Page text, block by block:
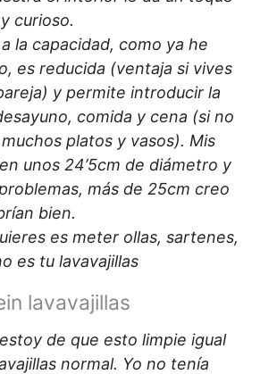
curioso.
la capacidad, como ya he
es reducida (ventaja si vives
y permite introducir la
comida y cena (si no
platos y vasos). Mis
unos 24’5cm de diámetro y
más de 25cm creo
bien.
es meter ollas, sartenes,
es tu lavavajillas
lavavajillas
de que esto limpie igual
normal. Yo no tenía